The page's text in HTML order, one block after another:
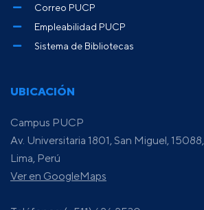
UBICACIÓN
Campus PUCP
Av. Universitaria 1801, San Miguel, 15088,
Lima, Perú
Ver en GoogleMaps
Correo PUCP
Empleabilidad PUCP
Sistema de Bibliotecas